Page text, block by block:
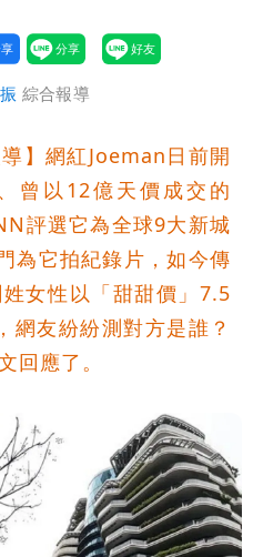
綜合報導
】網紅Joeman日前開
曾以12億天價成交的
評選它為全球9大新城
為它拍紀錄片，如今傳
女性以「甜甜價」7.5
網友紛紛測對方是誰？
回應了。